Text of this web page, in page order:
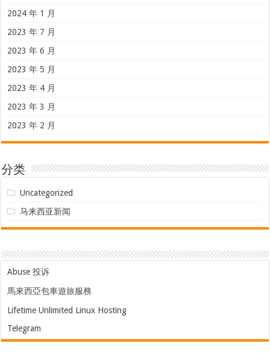
2024 年 1 月
2023 年 7 月
2023 年 6 月
2023 年 5 月
2023 年 4 月
2023 年 3 月
2023 年 2 月
分类
Uncategorized
马来西亚新闻
Abuse 投诉
馬來西亞包車遊旅服務
Lifetime Unlimited Linux Hosting
Telegram